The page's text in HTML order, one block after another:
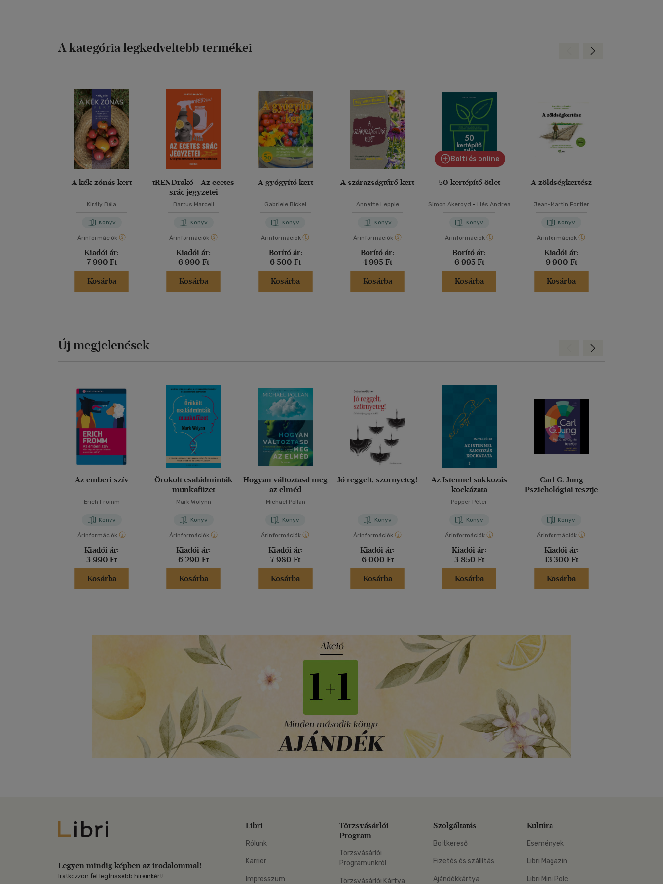
A kategória legkedveltebb termékei
A kék zónás kert
Király Béla
Könyv
Árinformációk
Kiadói ár:
7 990 Ft
Kosárba
tRENDrakó - Az ecetes
srác jegyzetei
Bartus Marcell
Könyv
Árinformációk
Kiadói ár:
6 990 Ft
Kosárba
A gyógyító kert
Gabriele Bickel
Könyv
Árinformációk
Borító ár:
6 500 Ft
Kosárba
A szárazságtűrő kert
Annette Lepple
Könyv
Árinformációk
Borító ár:
4 995 Ft
Kosárba
Bolti és online
50 kertépítő ötlet
Simon Akeroyd - Illés Andrea
Könyv
Árinformációk
Borító ár:
6 995 Ft
Kosárba
A zöldségkertész
Jean-Martin Fortier
Könyv
Árinformációk
Kiadói ár:
9 900 Ft
Kosárba
Előre
Új megjelenések
Az emberi szív
Erich Fromm
Könyv
Árinformációk
Kiadói ár:
3 990 Ft
Kosárba
Örökölt családminták
munkafüzet
Mark Wolynn
Könyv
Árinformációk
Kiadói ár:
6 290 Ft
Kosárba
Hogyan változtasd meg
az elméd
Michael Pollan
Könyv
Árinformációk
Kiadói ár:
7 980 Ft
Kosárba
Jó reggelt, szörnyeteg!
Könyv
Árinformációk
Kiadói ár:
6 000 Ft
Kosárba
Az Istennel sakkozás
kockázata
Popper Péter
Könyv
Árinformációk
Kiadói ár:
3 850 Ft
Kosárba
Carl G. Jung
Pszichológiai tesztje
Könyv
Árinformációk
Kiadói ár:
13 300 Ft
Kosárba
Előre
Libri
Legyen mindig képben az irodalommal!
Iratkozzon fel legfrissebb híreinkért!
Libri
Rólunk
Karrier
Impresszum
Törzsvásárlói
Program
Törzsvásárlói
Programunkról
Törzsvásárlói Kártya
Szolgáltatás
Boltkereső
Fizetés és szállítás
Ajándékkártya
Kultúra
Események
Libri Magazin
Libri Mini Polc